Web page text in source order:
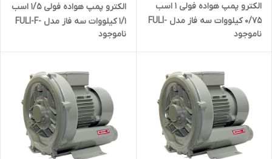
الکترو پمپ هواده فولی 1 اسب
0/75 کیلووات سه فاز مدل FULI-
F-HG-750SB
ناموجود
الکترو پمپ هواده فولی 1/5 اسب
1/1 کیلووات سه فاز مدل FULI-F-
HG-1100SB
ناموجود